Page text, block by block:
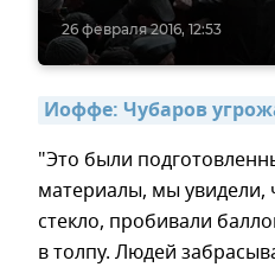
26 февраля 2016, 12:53
Иоффе: Чубаров
"Это были
материалы, мы увидели,
стекло, пробивали
в толпу. Людей